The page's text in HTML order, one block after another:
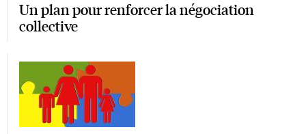
Un plan pour renforcer la négociation
collective